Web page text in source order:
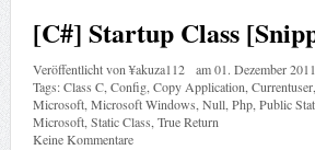
[C#] Startup Class
Veröffentlicht von¥akuza112 am01. Dezember 2011
Tags:Class C, Config, Copy Application Currentuser,
Microsoft, Microsoft Windows Null, Php, Public
Microsoft, Static Class True Return
Keine Kommentare